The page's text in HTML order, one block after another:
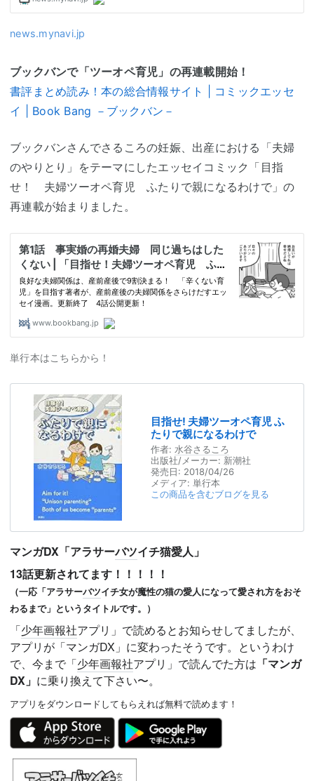
news.mynavi.jp
ブックバンで「ツーオペ育児」の再連載開始！
書評まとめ読み！本の総合情報サイト | コミックエッセ
イ | Book Bang －ブックバン－
ブックバンさんでさるころの妊娠、出産における「夫婦
のやりとり」をテーマにしたエッセイコミック「目指
せ！ 夫婦ツーオペ育児 ふたりで親になるわけで」の
再連載が始まりました。
単行本はこちらから！
目指せ! 夫婦ツーオペ育児 ふ
たりで親になるわけで
作者: 水谷さるころ
出版社/メーカー: 新潮社
発売日: 2018/04/26
メディア: 単行本
この商品を含むブログを見る
マンガDX 「アラサーバツイチ猫愛人」
13話更新されてます！！！！！
（一応「アラサーバツイチ女が魔性の猫の愛人になって愛され方をおそ
わるまで」というタイトルです。）
「少年画報社アプリ」で読めるとお知らせしてましたが、
アプリが「マンガDX」に変わったそうです。というわけ
で、今まで「少年画報社アプリ」で読んでた方は 「マンガ
DX」 に乗り換えて下さい〜。
アプリをダウンロードしてもらえれば無料で読めます！